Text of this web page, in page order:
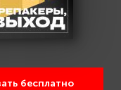
бесплатно